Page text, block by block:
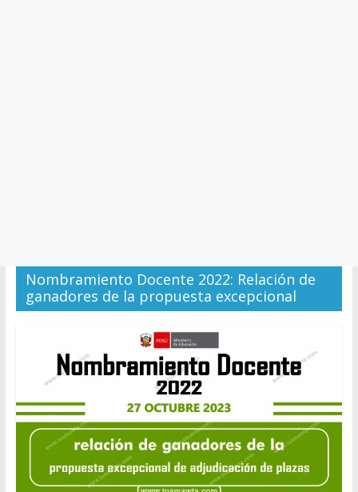
Nombramiento Docente 2022: Relación de
ganadores de la propuesta excepcional